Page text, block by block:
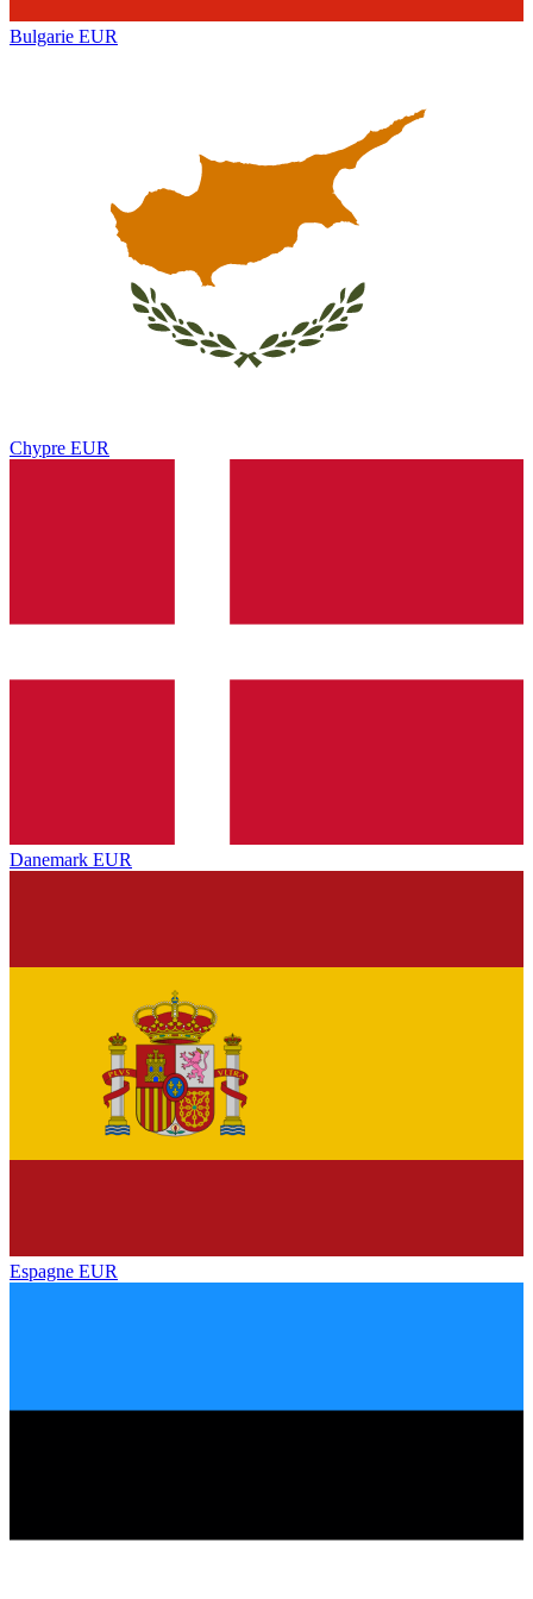
Bulgarie EUR
Chypre EUR
Danemark EUR
Espagne EUR